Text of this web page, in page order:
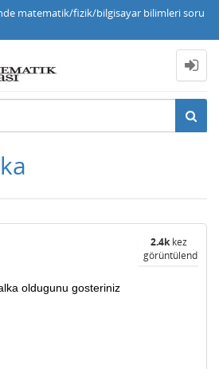
matematik/fizik/bilgisayar bilimleri soru
2.4kkez
görüntülendi
oldugunu gosteriniz